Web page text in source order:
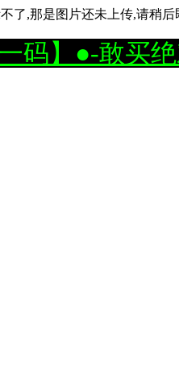
了,那是图片还未上传,请稍后
码】●-敢买